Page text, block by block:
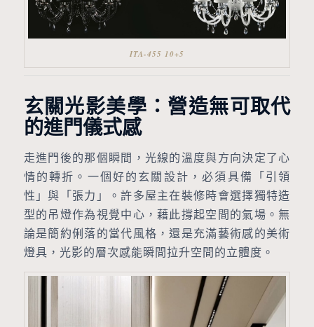
ITA-455 10+5
玄關光影美學：營造無可取代
的進門儀式感
走進門後的那個瞬間，光線的溫度與方向決定了心
情的轉折。一個好的玄關設計，必須具備「引領
性」與「張力」。許多屋主在裝修時會選擇獨特造
型的吊燈作為視覺中心，藉此撐起空間的氣場。無
論是簡約俐落的當代風格，還是充滿藝術感的美術
燈具，光影的層次感能瞬間拉升空間的立體度。